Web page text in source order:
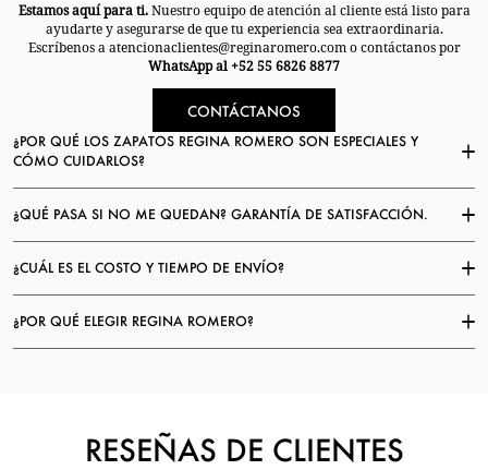
Estamos aquí para ti.Nuestro equipo de atención al cliente está listo para
ayudarte y asegurarse de que tu experiencia sea extraordinaria.
Escríbenos a atencionaclientes@reginaromero.com o contáctanos por
WhatsApp al +52 55 6826 8877
CONTÁCTANOS
¿POR QUÉ LOS ZAPATOS REGINA ROMERO SON ESPECIALES Y
CÓMO CUIDARLOS?
¿QUÉ PASA SI NO ME QUEDAN? GARANTÍA DE SATISFACCIÓN.
¿CUÁL ES EL COSTO Y TIEMPO DE ENVÍO?
¿POR QUÉ ELEGIR REGINA ROMERO?
RESEÑAS DE CLIENTES